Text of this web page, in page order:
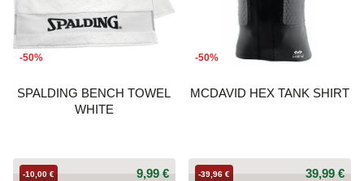
-50%
SPALDING BENCH TOWEL
WHITE
9,99 €
-10,00 €
-50%
MCDAVID HEX TANK SHIRT
39,99 €
-39,96 €